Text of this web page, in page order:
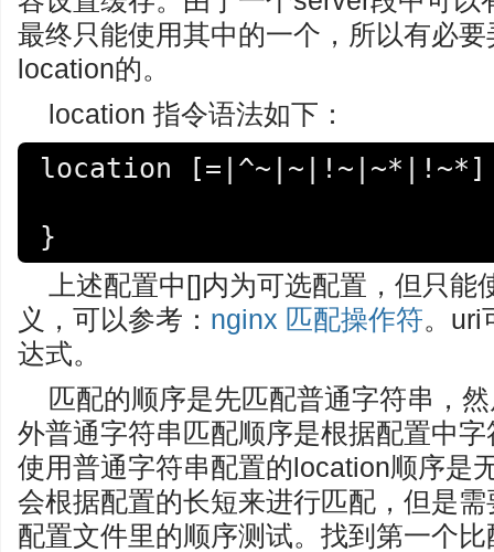
最终只能使用其中的一个，所以有必
location的。
location 指令语法如下：
location
}
上述配置中[]内为可选配置，但只
义，可以参考： nginx 匹配操作符。uri
达式。
匹配的顺序是先匹配普通字符串，
外普通字符串匹配顺序是根据配置中
使用普通字符串配置的location顺序是
会根据配置的长短来进行匹配，但是
配置文件里的顺序测试。找到第一个